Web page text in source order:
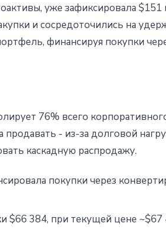
уже зафиксировала
и сосредоточились на
финансируя покупки
76% всего
- из-за долговой
каскадную распродажу.
покупки через
$66 384, при текущей цене ~$67